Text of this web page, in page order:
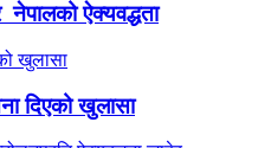
नेपालको ऐक्यवद्धता
दिएको खुलासा